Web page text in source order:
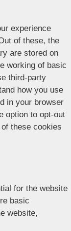
experience
of these, the
are stored on
working of basic
third-party
how you use
in your browser
option to opt-out
these cookies
for the website
basic
website,